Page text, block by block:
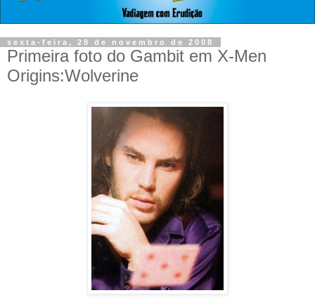
sexta-feira, 28 de novembro de 2008
Primeira foto do Gambit em X-Men
Origins:Wolverine